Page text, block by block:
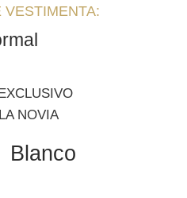
VESTIMENTA:
NOVIA
Blanco